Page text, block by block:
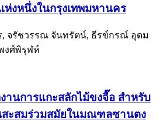
งหนึ่งในกรุงเทพมหานคร
, จรัชวรรณ จันทรัตน์, ธีรข์กรณ์ อุดม
งศ์พิรุฬห์
านการแกะสลักไม้ขงจื๊อ สำหรับ
สะสมร่วมสมัยในมณฑลซานตง